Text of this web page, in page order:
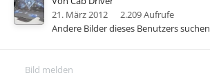
21. März 2012
2.209 Aufrufe
Andere Bilder dieses Benutzers suchen
Bild melden